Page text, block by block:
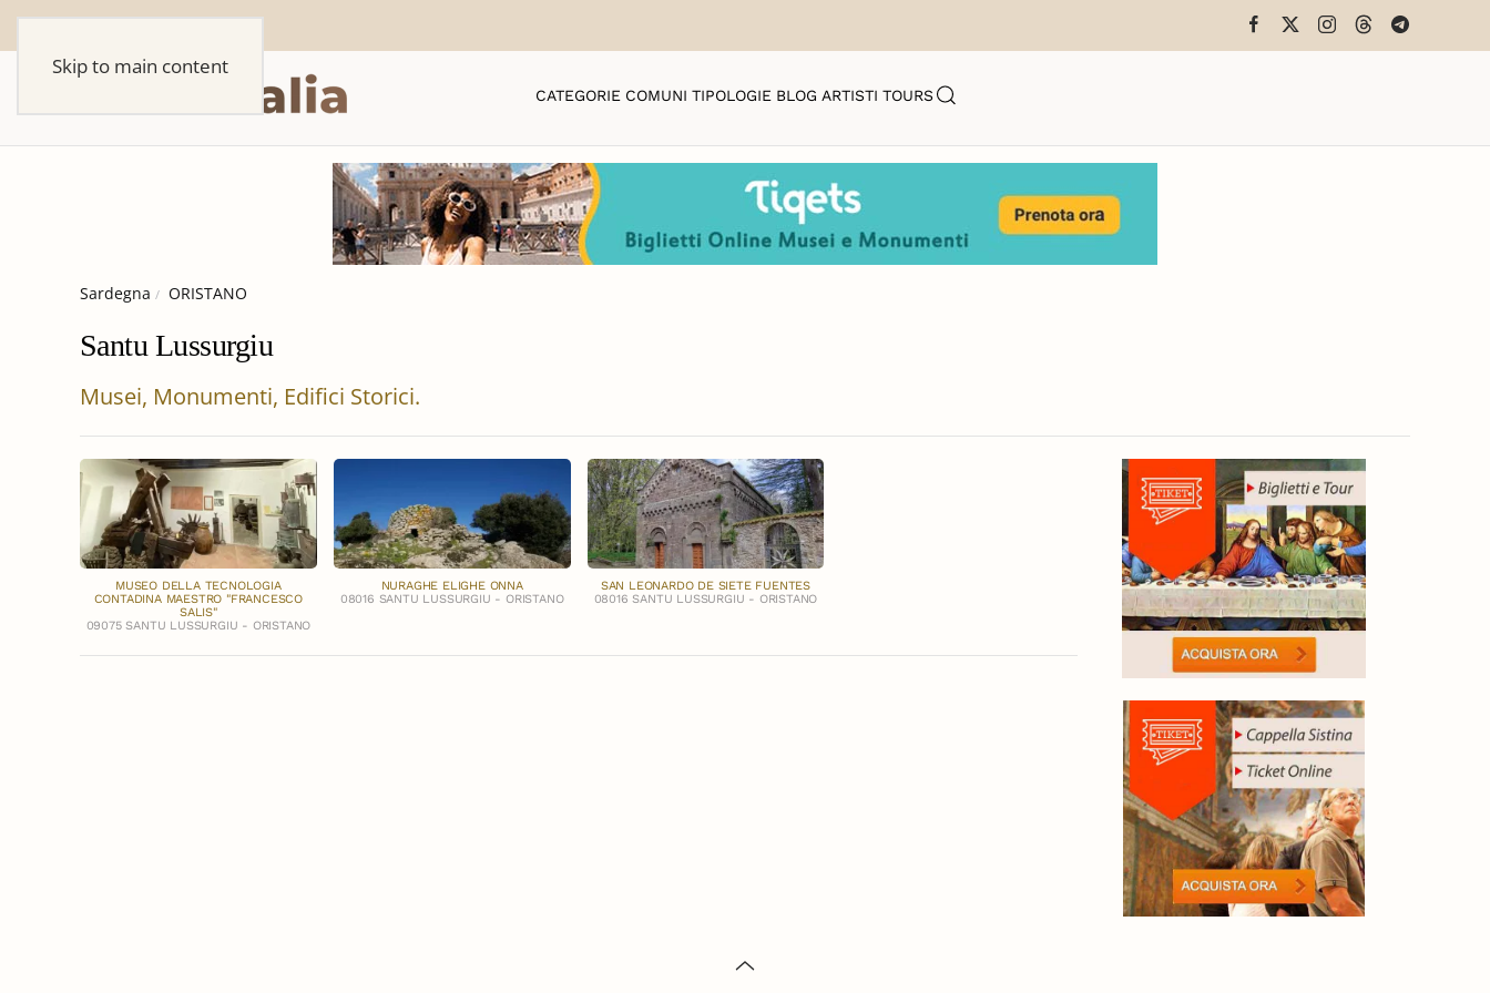
Skip to main content
CATEGORIE COMUNI TIPOLOGIE BLOG ARTISTI TOURS
Sardegna ORISTANO
Santu Lussurgiu
Musei, Monumenti, Edifici Storici.
MUSEO DELLA TECNOLOGIA
CONTADINA MAESTRO "FRANCESCO
SALIS"
09075 SANTU LUSSURGIU - ORISTANO
NURAGHE ELIGHE ONNA
08016 SANTU LUSSURGIU - ORISTANO
SAN LEONARDO DE SIETE FUENTES
08016 SANTU LUSSURGIU - ORISTANO